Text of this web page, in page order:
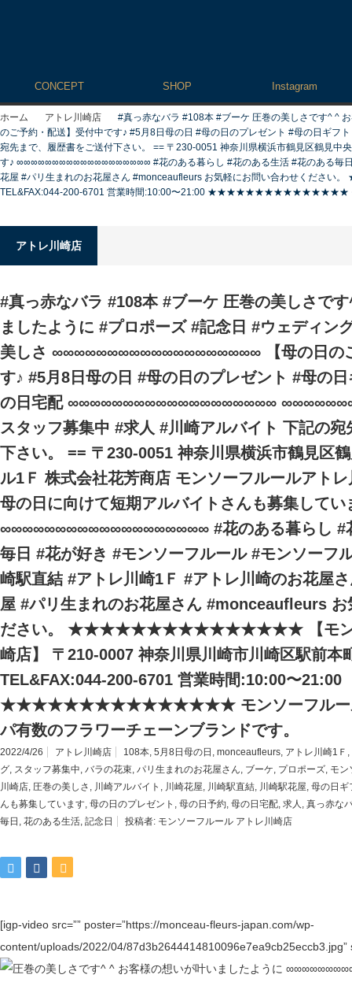
CONCEPT SHOP Instagram
ホーム アトレ川崎店
#真っ赤なバラ #108本 #ブーケ 圧巻の美しさです^
のご予約・配送】受付中です♪ #5月8日母の日 #母の日のプレゼント #母の
宛先まで、履歴書をご送付下さい。 == 〒230-0051 神奈川県横浜市鶴見区鶴見中
す♪ ∞∞∞∞∞∞∞∞∞∞∞∞∞∞∞∞∞∞∞ #花のある暮らし #花のある生活 #花のある毎日 #
花屋 #パリ生まれのお花屋さん #monceaufleurs お気軽にお問い合わせくだ
TEL&FAX:044-200-6701 営業時間:10:00〜21:00 ★★★★★★★★★★★★★★★ モン
アトレ川崎店
#真っ赤なバラ #108本 #ブーケ 圧巻の美しさで
ましたように #プロポーズ #記念日 #ウェディン
美しさ ∞∞∞∞∞∞∞∞∞∞∞∞∞∞∞∞∞∞∞ 【母の日の
す♪ #5月8日母の日 #母の日のプレゼント #母の
の日宅配 ∞∞∞∞∞∞∞∞∞∞∞∞∞∞∞∞∞∞∞
スタッフ募集中 #求人 #川崎アルバイト 下記の
下さい。 == 〒230-0051 神奈川県横浜市鶴見区
ル1Ｆ 株式会社花芳商店 モンソーフルールアト
母の日に向けて短期アルバイトさんも募集してい
∞∞∞∞∞∞∞∞∞∞∞∞∞∞∞∞∞∞∞ #花のある暮らし #
毎日 #花が好き #モンソーフルール #モンソーフ
崎駅直結 #アトレ川崎1Ｆ #アトレ川崎のお花屋
屋 #パリ生まれのお花屋さん #monceaufleurs お
ださい。 ★★★★★★★★★★★★★★★ 【モンソ
崎店】 〒210-0007 神奈川県川崎市川崎区駅前本
TEL&FAX:044-200-6701 営業時間:10:00〜21:00
★★★★★★★★★★★★★★★ モンソーフルール
パ有数のフラワーチェーンブランドです。
2022/4/26 アトレ川崎店 108本, 5月8日母の日 , monceaufleurs, アトレ川崎1Ｆ ,
グ, スタッフ募集中, バラの花束, パリ生まれのお花屋さん, ブーケ, プロポーズ, モン
川崎店, 圧巻の美しさ , 川崎アルバイト , 川崎花屋, 川崎駅直結, 川崎駅花屋, 母の日ギ
んも募集しています, 母の日のプレゼント , 母の日予約, 母の日宅配, 求人 , 真っ赤な
毎日 , 花のある生活, 記念日 投稿者: モンソーフルール アトレ川崎店
[igp-video src=”” poster=”https://monceau-fleurs-japan.com/wp-
content/uploads/2022/04/87d3b2644414810096e7ea9cb25eccb3.jpg”